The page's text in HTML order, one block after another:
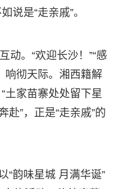
说是“走亲戚”。
动。“欢迎长沙！”“感
响彻天际。湘西籍解
土家苗寨处处留下星
”，正是“走亲戚”的
“韵味星城 月满华诞”